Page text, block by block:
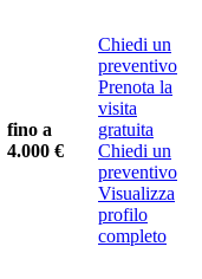
fino a
4.000 €
Chiedi un
preventivo
Prenota la
visita
gratuita
Chiedi un
preventivo
Visualizza
profilo
completo